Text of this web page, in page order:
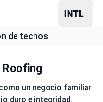
de techos
un negocio familiar
duro e integridad.